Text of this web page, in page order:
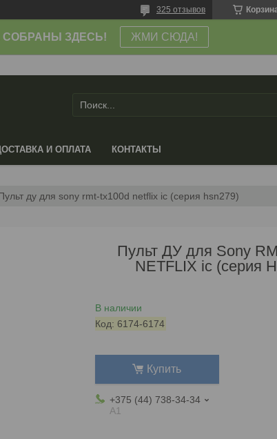
325 отзывов
ЗДЕСЬ! ЖМИ СЮДА!
И ОПЛАТА КОНТАКТЫ
ду для sony rmt-tx100d netflix ic (серия hsn279)
Пульт ДУ для Sony
NETFLIX ic (серия
В наличии
Код: 6174-6174
Купить
+375 (44) 738-34-34
А1